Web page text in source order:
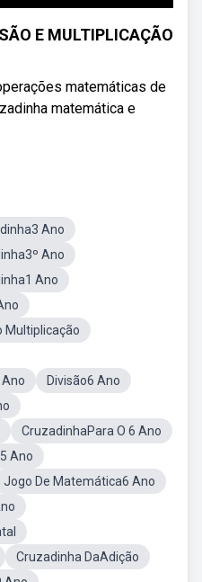
E MULTIPLICAÇÃO
matemáticas de
matemática e
Ano
Ano
Ano
Multiplicação
Divisão6 Ano
CruzadinhaPara O 6 Ano
Ano
Jogo De Matemática6 Ano
Cruzadinha DaAdição